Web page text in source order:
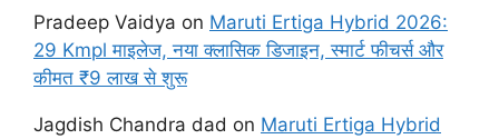
Pradeep Vaidya on Maruti Ertiga Hybrid 2026:
29 Kmpl माइलेज, नया क्लासिक डिजाइन, स्मार्ट फीचर्स और
कीमत ₹9 लाख से शुरू
Jagdish Chandra dad on Maruti Ertiga Hybrid